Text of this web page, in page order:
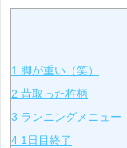
1 脚が重い（笑）
2 昔取った杵柄
3 ランニングメニュー
4 1日目終了